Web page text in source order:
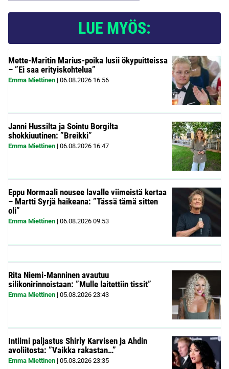
LUE MYÖS:
Mette-Maritin Marius-poika lusii ökypuitteissa
– ”Ei saa erityiskohtelua”
Emma Miettinen | 06.08.2026 16:56
Janni Hussilta ja Sointu Borgilta
shokkiuutinen: ”Breikki”
Emma Miettinen | 06.08.2026 16:47
Eppu Normaali nousee lavalle viimeistä kertaa
– Martti Syrjä haikeana: ”Tässä tämä sitten
oli”
Emma Miettinen | 06.08.2026 09:53
Rita Niemi-Manninen avautuu
silikonirinnoistaan: ”Mulle laitettiin tissit”
Emma Miettinen | 05.08.2026 23:43
Intiimi paljastus Shirly Karvisen ja Ahdin
avoliitosta: ”Vaikka rakastan…”
Emma Miettinen | 05.08.2026 23:35